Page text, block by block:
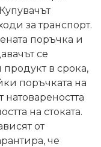
за транспорт.
поръчка и
се
в срока,
поръчката на
натовареността
на стоката.
от
че